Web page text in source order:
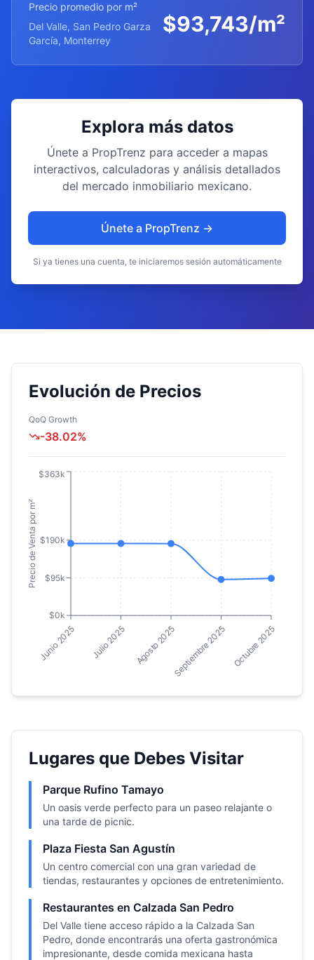
Precio promedio por m²
Del Valle, San Pedro Garza
García, Monterrey
$93,743/m²
Explora más datos
Únete a PropTrenz para acceder a mapas
interactivos, calculadoras y análisis detallados
del mercado inmobiliario mexicano.
Únete a PropTrenz →
Si ya tienes una cuenta, te iniciaremos sesión automáticamente
Evolución de Precios
QoQ Growth
-38.02%
Junio 2025 Julio 2025 Agosto 2025Septiembre 2025 Octubre 2025
$0k
$95k
$190k
$363k
Precio de Venta por m²
Lugares que Debes Visitar
Parque Rufino Tamayo
Un oasis verde perfecto para un paseo relajante o
una tarde de picnic.
Plaza Fiesta San Agustín
Un centro comercial con una gran variedad de
tiendas, restaurantes y opciones de entretenimiento.
Restaurantes en Calzada San Pedro
Del Valle tiene acceso rápido a la Calzada San
Pedro, donde encontrarás una oferta gastronómica
impresionante, desde comida mexicana hasta